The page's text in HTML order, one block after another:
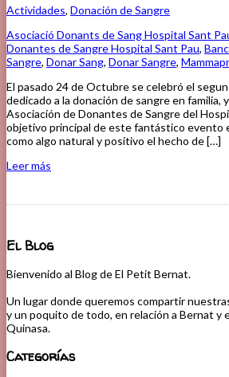
Actividades, Donación de Sangre
Asociació Donants de Sang Hospital Sant
Donantes de Sangre Hospital Sant Pau,
Sangre, Donar Sang, Donar Sangre,
El pasado 24 de Octubre se celebró el
dedicado a la donación de sangre en familia,
Asociación de Donantes de Sangre del
objetivo principal de este fantástico evento
como algo natural y positivo el hecho de […]
Leer más
El Blog
Bienvenido al Blog de El Petit Bernat.
Un lugar donde queremos compartir
y un poquito de todo, en relación a Bernat y
Quinasa.
Categorías